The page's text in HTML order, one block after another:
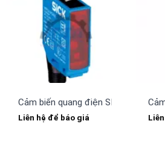
2B440Cảm biến quang điện SICK WTF12-
Liên hệ để báo giá